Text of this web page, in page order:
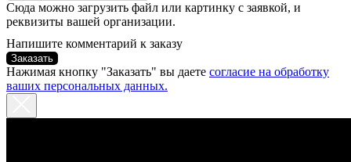
Сюда можно загрузить файл или картинку с заявкой, и
реквизиты вашей организации.
Напишите комментарий к заказу
Заказать
Нажимая кнопку "Заказать" вы даете согласие на обработку
ваших персональных данных.